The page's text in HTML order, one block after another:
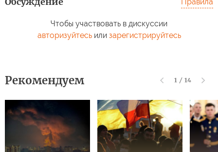
Чтобы участвовать в дискуссии
авторизуйтесьили зарегистрируйтесь
Рекомендуем 1 / 14